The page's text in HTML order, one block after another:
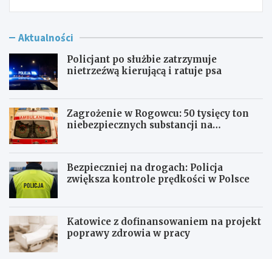
Aktualności
Policjant po służbie zatrzymuje
nietrzeźwą kierującą i ratuje psa
Zagrożenie w Rogowcu: 50 tysięcy ton
niebezpiecznych substancji na
Bezpieczniej na drogach: Policja
zwiększa kontrole prędkości w Polsce
Katowice z dofinansowaniem na projekt
poprawy zdrowia w pracy
P
Z